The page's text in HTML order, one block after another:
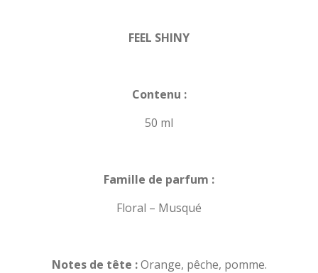
FEEL SHINY
Contenu :
50 ml
Famille de parfum :
Floral – Musqué
Notes de tête :Orange, pêche, pomme.